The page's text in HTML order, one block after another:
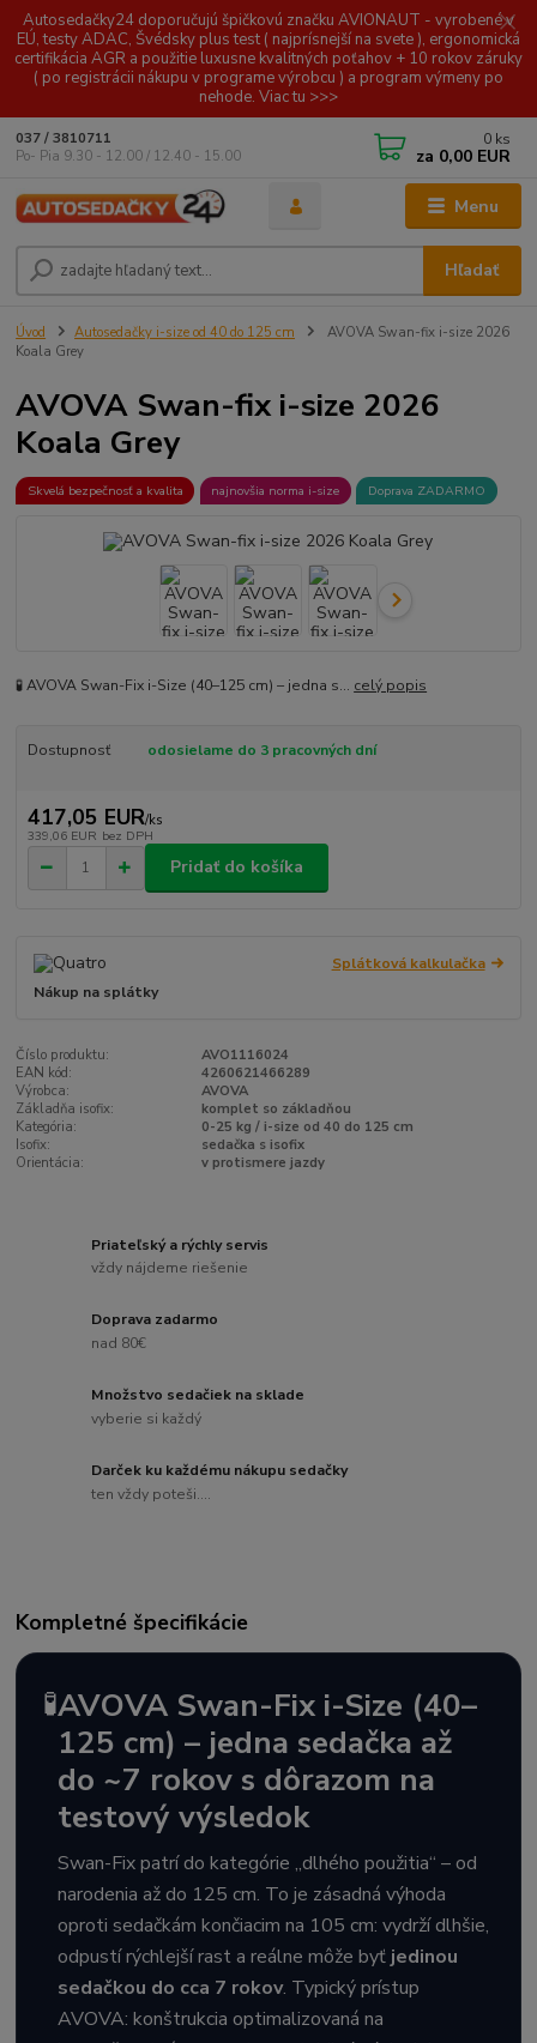
Autosedačky24 doporučujú špičkovú značku AVIONAUT - vyrobené v
EÚ, testy ADAC, Švédsky plus test ( najprísnejší na svete ), ergonomická
certifikácia AGR a použitie luxusne kvalitných poťahov + 10 rokov záruky
( po registrácii nákupu v programe výrobcu ) a program výmeny po
nehode. Viac tu >>>
Menu
Hľadať
037 / 3810711
Po- Pia 9.30 - 12.00 / 12.40 - 15.00
0 ks
za 0,00 EUR
Úvod Autosedačky i-size od 40 do 125 cm
AVOVA Swan-fix i-size 2026
Koala Grey
AVOVA Swan-fix i-size 2026
Koala Grey
Skvelá bezpečnosť a kvalita najnovšia norma i-size Doprava ZADARMO
🧪 AVOVA Swan-Fix i-Size (40–125 cm) – jedna s... celý popis
Dostupnosť odosielame do 3 pracovných dní
417,05 EUR/ks
339,06 EUR bez DPH
Pridať do košíka
Splátková kalkulačka
Nákup na splátky
Číslo produktu:
AVO1116024
EAN kód:
4260621466289
Výrobca:
AVOVA
Základňa isofix:
komplet so základňou
Kategória:
0-25 kg / i-size od 40 do 125 cm
Isofix:
sedačka s isofix
Orientácia:
v protismere jazdy
Priateľský a rýchly servis
vždy nájdeme riešenie
Doprava zadarmo
nad 80€
Množstvo sedačiek na sklade
vyberie si každý
Darček ku každému nákupu sedačky
ten vždy poteši....
Kompletné špecifikácie
🧪AVOVA Swan-Fix i-Size (40–
125 cm) – jedna sedačka až
do ~7 rokov s dôrazom na
testový výsledok
Swan-Fix patrí do kategórie „dlhého použitia“ – od
narodenia až do 125 cm. To je zásadná výhoda
oproti sedačkám končiacim na 105 cm: vydrží dlhšie,
odpustí rýchlejší rast a reálne môže byťjedinou
sedačkou do cca 7 rokov. Typický prístup
AVOVA: konštrukcia optimalizovaná na